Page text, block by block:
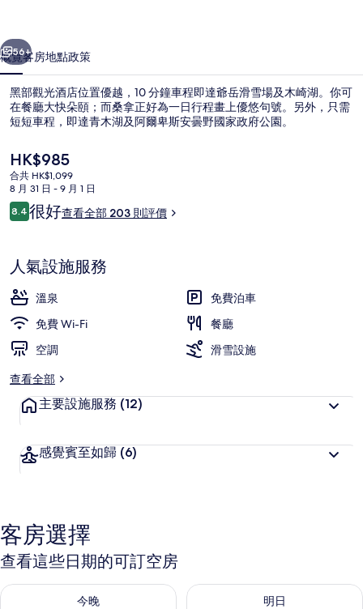
片
集
個 下一個
56+
概覽客房地點政策
黑部觀光酒店位置優越，10 分鐘車程即達爺岳滑雪場及木崎湖。你可
在餐廳大快朵頤；而桑拿正好為一日行程畫上優悠句號。另外，只需
短短車程，即達青木湖及阿爾卑斯安曇野國家政府公園。
現
價
HK$985
HK$985
合共 HK$1,099
8 月 31 日 - 9 月 1 日
評
價
8.48.4 分，滿分 10 分，
很好查看全部 203 則評價
人氣設施服務
溫泉
免費泊車
免費 Wi-Fi
餐廳
空調
滑雪設施
查看全部
主要設施服務 (12)
感覺賓至如歸 (6)
客房選擇
查看這些日期的可訂空房
今晚
查看今晚 8月 8 - 8月 9的可訂空房
明日
查看明日 8月 9 - 8月 10的可訂